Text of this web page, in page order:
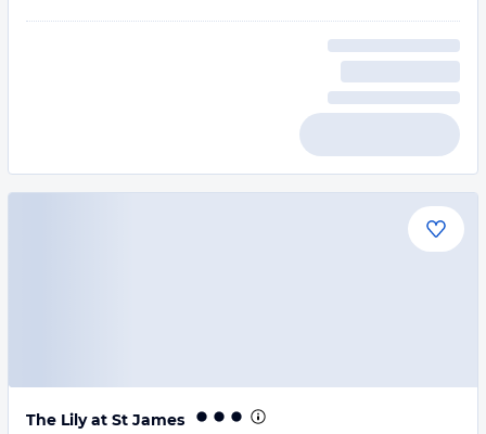
The Lily at St James